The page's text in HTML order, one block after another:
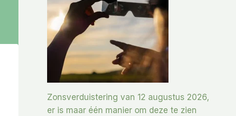
Zonsverduistering van 12 augustus 2026,
er is maar één manier om deze te zien